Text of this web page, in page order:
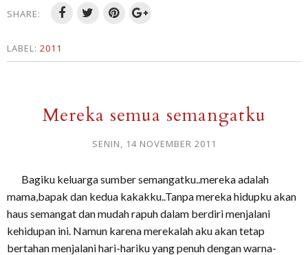
SHARE:
LABEL: 2011
Mereka semua semangatku
SENIN, 14 NOVEMBER 2011
Bagiku keluarga sumber semangatku..mereka adalah
mama,bapak dan kedua kakakku..Tanpa mereka hidupku akan
haus semangat dan mudah rapuh dalam berdiri menjalani
kehidupan ini. Namun karena merekalah aku akan tetap
bertahan menjalani hari-hariku yang penuh dengan warna-